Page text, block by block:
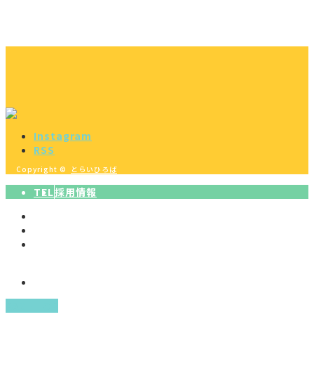
Instagram
RSS
Copyright © とらいひろば
TEL採用情報